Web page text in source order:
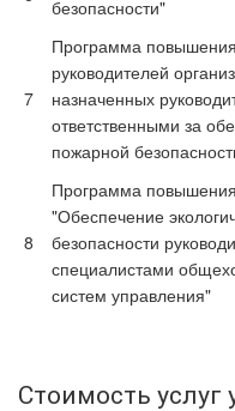
безопасности"
7
Программа
руководителей
назначенных
ответственными за
пожарной
8
Программа
"Обеспечение
безопасности
специалистами
систем управления"
Стоимость услуг